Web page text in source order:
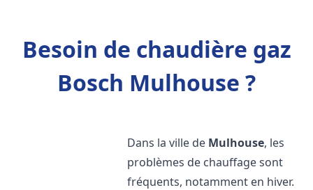
Besoin de chaudière gaz
Bosch Mulhouse ?
Dans la ville de Mulhouse, les
problèmes de chauffage sont
fréquents, notamment en hiver.